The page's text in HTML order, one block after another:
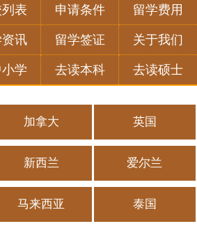
成功案例
留学资讯
留学百问
列表 申请条件 留学费用
讯 留学签证 关于我们
学 去读本科 去读硕士
加拿大 英国
新西兰 爱尔兰
马来西亚 泰国